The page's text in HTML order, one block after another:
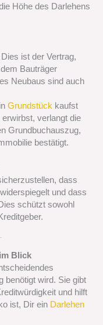
Höhe des Darlehens
Dies ist der Vertrag,
Bauträger
Neubaus sind auch
Grundstückkaufst
verlangt die
Grundbuchauszug,
bestätigt.
dass
und dass
schützt sowohl
Blick
benötigt wird. Sie gibt
und hilft
ist, Dir ein Darlehen